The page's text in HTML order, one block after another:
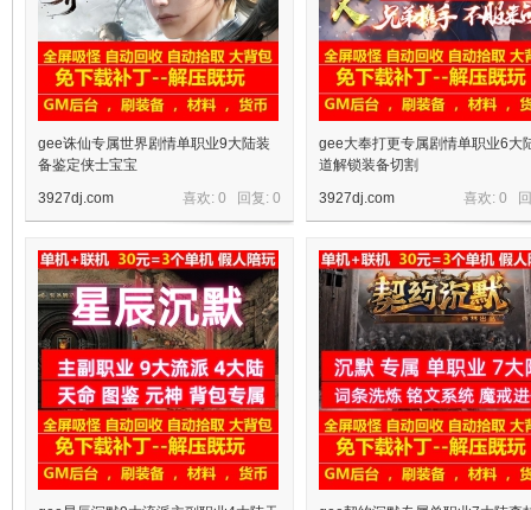
gee诛仙专属世界剧情单职业9大陆装
备鉴定侠士宝宝
喜欢: 0 回复: 0
3927dj.com
gee大奉打更专属剧情单职业6大
道解锁装备切割
喜欢: 0
3927dj.com